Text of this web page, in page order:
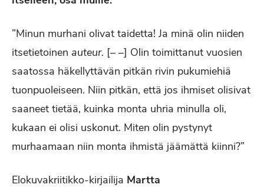
”Minun murhani olivat taidetta! Ja minä olin niiden
itsetietoinen auteur. [– –] Olin toimittanut vuosien
saatossa häkellyttävän pitkän rivin pukumiehiä
tuonpuoleiseen. Niin pitkän, että jos ihmiset olisivat
saaneet tietää, kuinka monta uhria minulla oli,
kukaan ei olisi uskonut. Miten olin pystynyt
murhaamaan niin monta ihmistä jäämättä kiinni?”
Elokuvakriitikko-kirjailija Martta